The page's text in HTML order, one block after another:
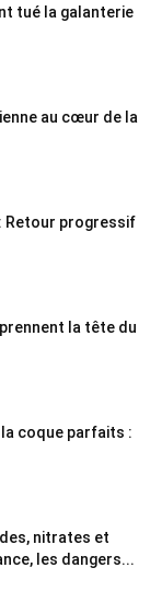
tué la galanterie
au cœur de la
Retour progressif
la tête du
coque parfaits :
nitrates et
les dangers...